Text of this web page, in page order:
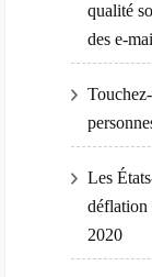
qualité
des e-
Les
déflation
2020